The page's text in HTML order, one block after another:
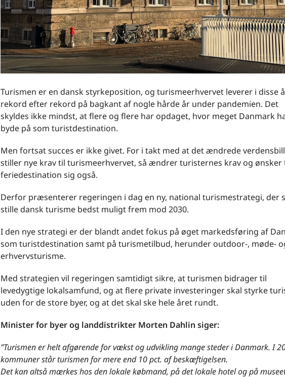
Turismen er en dansk styrkeposition, og turismeerhvervet leverer i disse
rekord efter rekord på bagkant af nogle hårde år under pandemien. Det
skyldes ikke mindst, at flere og flere har opdaget, hvor meget Danmark
byde på som turistdestination.
Men fortsat succes er ikke givet. For i takt med at det ændrede
stiller nye krav til turismeerhvervet, så ændrer turisternes krav og ønsker
feriedestination sig også.
Derfor præsenterer regeringen i dag en ny, national turismestrategi, der
stille dansk turisme bedst muligt frem mod 2030.
I den nye strategi er der blandt andet fokus på øget markedsføring af
som turistdestination samt på turismetilbud, herunder outdoor-, møde-
erhvervsturisme.
Med strategien vil regeringen samtidigt sikre, at turismen bidrager til
levedygtige lokalsamfund, og at flere private investeringer skal styrke
uden for de store byer, og at det skal ske hele året rundt.
Minister for byer og landdistrikter Morten Dahlin siger:
”Turismen er helt afgørende for vækst og udvikling mange steder i Danmark. I
kommuner står turismen for mere end 10 pct. af beskæftigelsen.
Det kan altså mærkes hos den lokale købmand, på det lokale hotel og på